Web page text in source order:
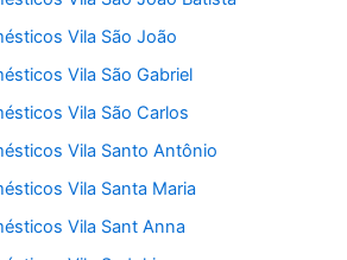
Vila São João
Vila São Gabriel
Vila São Carlos
Vila Santo Antônio
Vila Santa Maria
Vila Sant Anna